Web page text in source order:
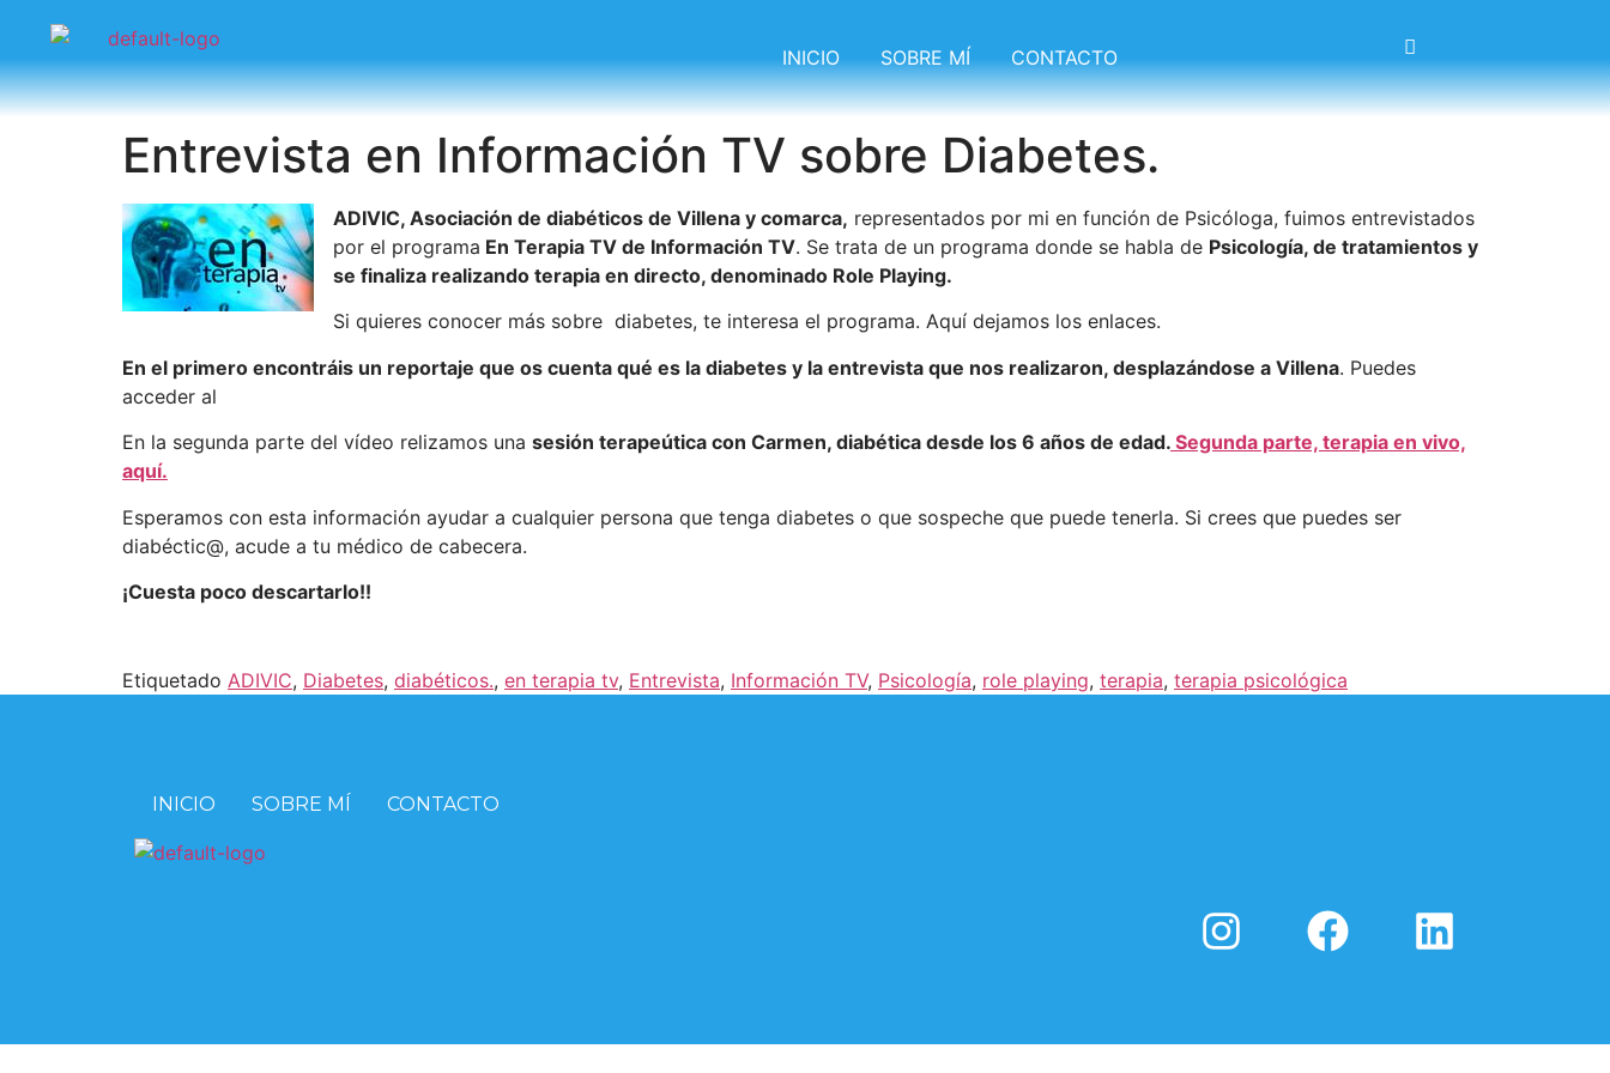
INICIO SOBRE MÍ CONTACTO
Entrevista en Información TV sobre Diabetes.
ADIVIC, Asociación de diabéticos de Villena y comarca, representados por mi en función de Psicóloga, fuimos entrevistados
por el programa En Terapia TV de Información TV. Se trata de un programa donde se habla de Psicología, de tratamientos y
se finaliza realizando terapia en directo, denominado Role Playing.
Si quieres conocer más sobre diabetes, te interesa el programa. Aquí dejamos los enlaces.
En el primero encontráis un reportaje que os cuenta qué es la diabetes y la entrevista que nos realizaron, desplazándose a Villena. Puedes
acceder al
En la segunda parte del vídeo relizamos una sesión terapeútica con Carmen, diabética desde los 6 años de edad. Segunda parte, terapia en vivo,
aquí.
Esperamos con esta información ayudar a cualquier persona que tenga diabetes o que sospeche que puede tenerla. Si crees que puedes ser
diabéctic@, acude a tu médico de cabecera.
¡Cuesta poco descartarlo!!
Etiquetado ADIVIC, Diabetes, diabéticos., en terapia tv, Entrevista, Información TV, Psicología, role playing, terapia, terapia psicológica
INICIO SOBRE MÍ CONTACTO